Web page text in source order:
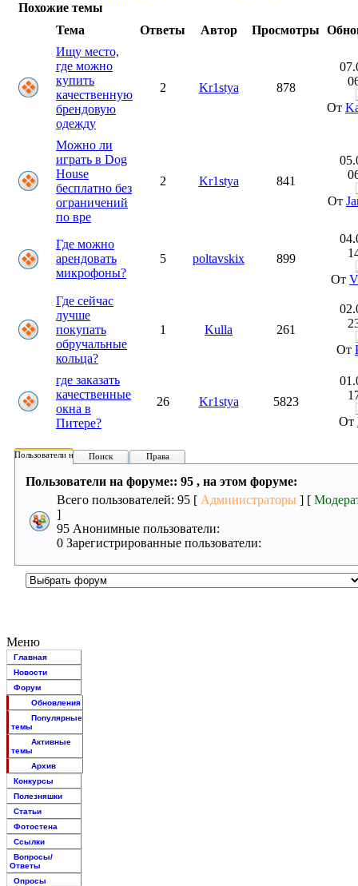
Похожие темы
Тема
Ответы Автор Просмотры
Ищу место,
где можно
купить
качественную
брендовую
одежду
2 Kr1stya 878
От
Можно ли
играть в Dog
House
бесплатно без
ограничений
по вре
2 Kr1stya 841
От
Где можно
арендовать
микрофоны?
5 poltavskix 899
От
Где сейчас
лучше
покупать
обручальные
кольца?
1 Kulla 261
От
где заказать
качественные
окна в
Питере?
26 Kr1stya 5823
От
Пользователи на форуме:
Поиск Права
Пользователи на форуме:: 95 , на этом форуме:
Всего пользователей: 95 [ Администраторы ] [
]
95 Анонимные пользователи:
0 Зарегистрированные пользователи:
Меню
Главная
Новости
Форум
Обновления
Популярные
темы
Активные
темы
Архив
Конкурсы
Полезняшки
Статьи
Фотостена
Ссылки
Вопросы/
Ответы
Опросы